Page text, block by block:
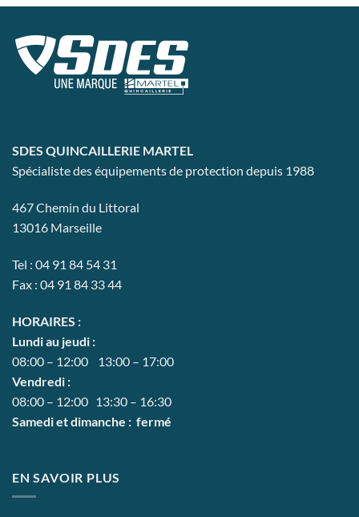
SDES QUINCAILLERIE MARTEL
Spécialiste des équipements de protection depuis 1988
467 Chemin du Littoral
13016 Marseille
Tel : 04 91 84 54 31
Fax : 04 91 84 33 44
HORAIRES :
Lundi au jeudi :
08:00 – 12:00 13:00 – 17:00
Vendredi :
08:00 – 12:00 13:30 – 16:30
Samedi et dimanche : fermé
EN SAVOIR PLUS